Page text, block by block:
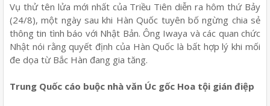
Vụ thử tên lửa mới nhất của Triều Tiên diễn ra hôm thứ Bảy
(24/8), một ngày sau khi Hàn Quốc tuyên bố ngừng chia sẻ
thông tin tình báo với Nhật Bản. Ông Iwaya và các quan chức
Nhật nói rằng quyết định của Hàn Quốc là bất hợp lý khi mối
đe dọa từ Bắc Hàn đang gia tăng.
Trung Quốc cáo buộc nhà văn Úc gốc Hoa tội gián điệp